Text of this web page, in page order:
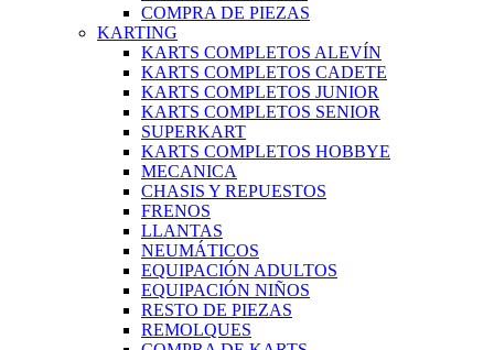
COMPRA DE PIEZAS
KARTING
KARTS COMPLETOS ALEVÍN
KARTS COMPLETOS CADETE
KARTS COMPLETOS JUNIOR
KARTS COMPLETOS SENIOR
SUPERKART
KARTS COMPLETOS HOBBYE
MECANICA
CHASIS Y REPUESTOS
FRENOS
LLANTAS
NEUMÁTICOS
EQUIPACIÓN ADULTOS
EQUIPACIÓN NIÑOS
RESTO DE PIEZAS
REMOLQUES